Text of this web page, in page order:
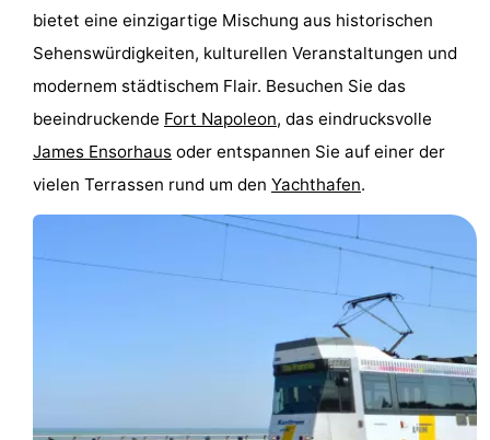
Golfplatze
Surfen
Essen
und
trinken
Veranstaltungen
Praktisch
Forum
Route
bietet eine einzigartige Mischung aus historischen
Sehenswürdigkeiten, kulturellen Veranstaltungen und
modernem städtischem Flair. Besuchen Sie das
beeindruckende Fort Napoleon, das eindrucksvolle
James Ensorhaus oder entspannen Sie auf einer der
vielen Terrassen rund um den Yachthafen.